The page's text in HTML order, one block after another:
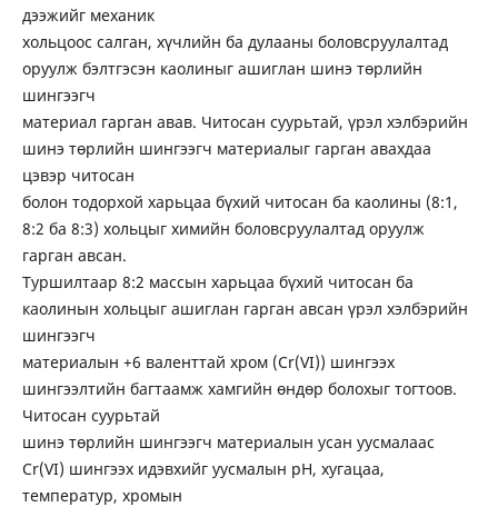
дээжийг механик
хольцоос салган, хүчлийн ба дулааны боловсруулалтад
оруулж бэлтгэсэн каолиныг ашиглан шинэ төрлийн
шингээгч
материал гарган авав. Читосан суурьтай, үрэл хэлбэрийн
шинэ төрлийн шингээгч материалыг гарган авахдаа
цэвэр читосан
болон тодорхой харьцаа бүхий читосан ба каолины (8:1,
8:2 ба 8:3) хольцыг химийн боловсруулалтад оруулж
гарган авсан.
Туршилтаар 8:2 массын харьцаа бүхий читосан ба
каолинын хольцыг ашиглан гарган авсан үрэл хэлбэрийн
шингээгч
материалын +6 валенттай хром (Cr(VI)) шингээх
шингээлтийн багтаамж хамгийн өндөр болохыг тогтоов.
Читосан суурьтай
шинэ төрлийн шингээгч материалын усан уусмалаас
Cr(VI) шингээх идэвхийг уусмалын рН, хугацаа,
температур, хромын